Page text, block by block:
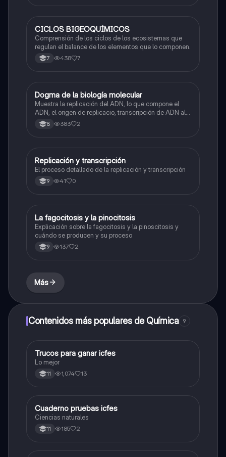
Biologia
CICLOS BIGEOQUÍMICOS
Comprensión de los ciclos de los ecosistemas que
regulan el balance de los elementos que lo componen.
7 438 7
Biologia
Dogma de la biología molecular
Muestra la replicación del ADN, lo que compone el
ADN, el origen de replicacio, transcripción de ADN al
ARN y traducción de ARN a proteína.
8 383 2
Biologia
Replicación y transcripción
El proceso detallado de la replicación y transcripción
9 41 0
Biologia
La fagocitosis y la pinocitosis
Explicación sobre la fagocitosis y la pinoscitosis y
cuándo se producen y su proceso
9 137 2
Más
Contenidos más populares de Química 9
Química
Trucos para ganar icfes
Lo mejor
11 1,074 13
Biologia
Cuaderno pruebas icfes
Ciencias naturales
11 185 2